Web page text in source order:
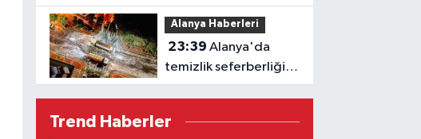
Kaymakam Öztürk'ten
tebrik
Alanya Haberleri
23:39 Alanya'da
temizlik seferberliği:
Ekipler 7 gün 24 saat
Trend Haberler